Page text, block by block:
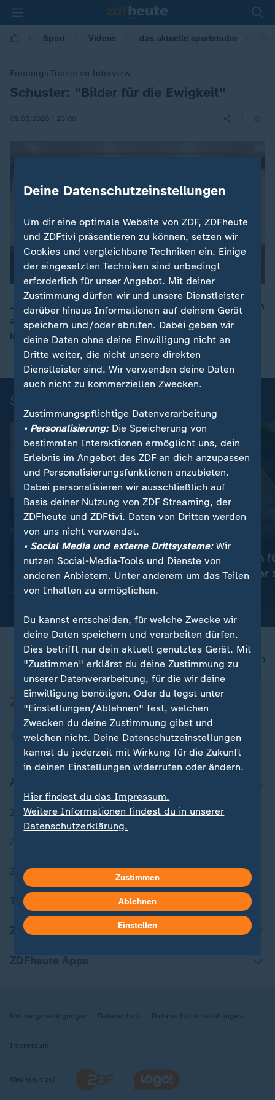
Sport Videos das aktuelle sportstudio
Freiburgs Trainer im Interview
:
Schuster: "Bilder für die Ewigkeit"
09.05.2026 | 23:00
Julian Schuster, der Trainer des SC Freiburg, spricht im
aktuellen sportstudio mit Sven Voss über den Einzug
ins Finale der Europa League.
Sportnachrichten
Nachrichten | Sport:
UEFA hält an Boykott-
Androhung für FIFA-Turniere
festmit Video1:11
Nachrichten | Sport
Drei Medaillen
Wasserspringer
nach oben
Zuletzt veröffentlicht
ZDFheute Stories
Themen im Überblick
ZDFheute Update
Nutzungsbedingungen Datenschutz Datenschutzeinstellungen
Impressum
Wechseln zu:
Deine Datenschutzeinstellungen
Um dir eine optimale Website von ZDF, ZDFheute
und ZDFtivi präsentieren zu können, setzen wir
Cookies und vergleichbare Techniken ein. Einige
der eingesetzten Techniken sind unbedingt
erforderlich für unser Angebot. Mit deiner
Zustimmung dürfen wir und unsere Dienstleister
darüber hinaus Informationen auf deinem Gerät
speichern und/oder abrufen. Dabei geben wir
deine Daten ohne deine Einwilligung nicht an
Dritte weiter, die nicht unsere direkten
Dienstleister sind. Wir verwenden deine Daten
auch nicht zu kommerziellen Zwecken.
Zustimmungspflichtige Datenverarbeitung
• Personalisierung:Die Speicherung von
bestimmten Interaktionen ermöglicht uns, dein
Erlebnis im Angebot des ZDF an dich anzupassen
und Personalisierungsfunktionen anzubieten.
Dabei personalisieren wir ausschließlich auf
Basis deiner Nutzung von ZDF Streaming, der
ZDFheute und ZDFtivi. Daten von Dritten werden
von uns nicht verwendet.
• Social Media und externe Drittsysteme:Wir
nutzen Social-Media-Tools und Dienste von
anderen Anbietern. Unter anderem um das Teilen
von Inhalten zu ermöglichen.
Du kannst entscheiden, für welche Zwecke wir
deine Daten speichern und verarbeiten dürfen.
Dies betrifft nur dein aktuell genutztes Gerät. Mit
"Zustimmen" erklärst du deine Zustimmung zu
unserer Datenverarbeitung, für die wir deine
Einwilligung benötigen. Oder du legst unter
"Einstellungen/Ablehnen" fest, welchen
Zwecken du deine Zustimmung gibst und
welchen nicht. Deine Datenschutzeinstellungen
kannst du jederzeit mit Wirkung für die Zukunft
in deinen Einstellungen widerrufen oder ändern.
Hier findest du das Impressum.
Weitere Informationen findest du in unserer
Datenschutzerklärung.
Zustimmen
Ablehnen
Einstellen